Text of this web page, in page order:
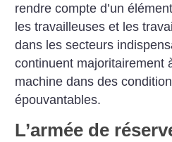
rendre compte d’un
les travailleuses et les
dans les secteurs
continuent majoritairement
machine dans des
épouvantables.
L’armée de